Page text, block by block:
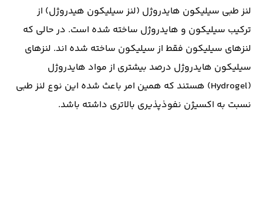
لنز طبی سیلیکون هایدروژل (لنز سیلیکون هیدروژل) از
ترکیب سیلیکون و هایدروژل ساخته شده است. در حالی که
لنزهای سیلیکون فقط از سیلیکون ساخته شده اند. لنزهای
سیلیکون هایدروژل درصد بیشتری از مواد هایدروژل
(Hydrogel) هستند که همین امر باعث شده این نوع لنز طبی
نسبت به اکسیژن نفوذپذیری بالاتری داشته باشد.